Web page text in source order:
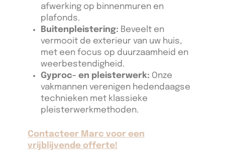
afwerking op binnenmuren en
plafonds.
Buitenpleistering: Beveelt en
vermooit de exterieur van uw huis,
met een focus op duurzaamheid en
weerbestendigheid.
Gyproc- en pleisterwerk: Onze
vakmannen verenigen hedendaagse
technieken met klassieke
pleisterwerkmethoden.
Contacteer Marc voor een
vrijblijvende offerte!